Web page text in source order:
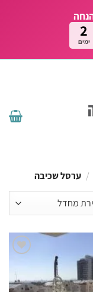
2
ימים
/ ערסל שכיבה
המשאלות